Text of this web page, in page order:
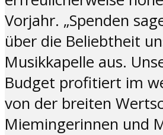
Vorjahr. „Spenden
über die Beliebtheit
Musikkapelle aus.
Budget profitiert im
von der breiten
Miemingerinnen und